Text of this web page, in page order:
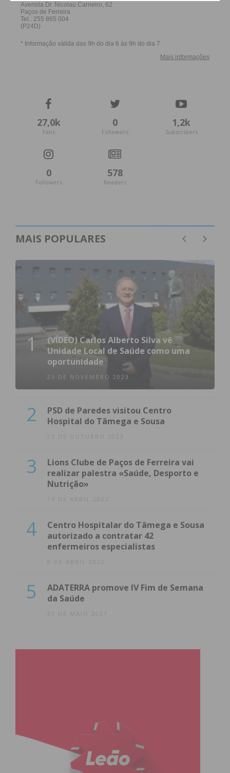
27,0k
Fans
0
Followers
1,2k
Subscribers
0
Followers
578
Readers
MAIS POPULARES
1
(VÍDEO) Carlos Alberto Silva vê
Unidade Local de Saúde como uma
oportunidade
23 DE NOVEMBRO 2023
2
PSD de Paredes visitou Centro
Hospital do Tâmega e Sousa
23 DE OUTUBRO 2023
3
Lions Clube de Paços de Ferreira vai
realizar palestra «Saúde, Desporto e
Nutrição»
14 DE ABRIL 2022
4
Centro Hospitalar do Tâmega e Sousa
autorizado a contratar 42
enfermeiros especialistas
8 DE ABRIL 2022
5
ADATERRA promove IV Fim de Semana
da Saúde
21 DE MAIO 2021